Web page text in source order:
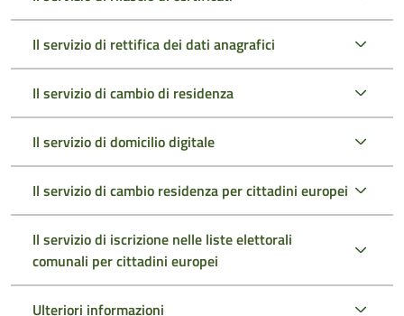
Il servizio di rettifica dei dati anagrafici
Il servizio di cambio di residenza
Il servizio di domicilio digitale
Il servizio di cambio residenza per cittadini europei
Il servizio di iscrizione nelle liste elettorali
comunali per cittadini europei
Ulteriori informazioni